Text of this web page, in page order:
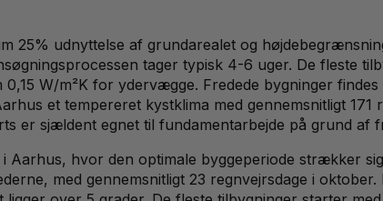
25% udnyttelse af grundarealet og
tager typisk 4-6 uger. De fleste
W/m²K for ydervægge. Fredede bygninger
et tempereret kystklima med gennemsnitligt 171
er sjældent egnet til fundamentarbejde på grund af
hvor den optimale byggeperiode strækker
med gennemsnitligt 23 regnvejrsdage i